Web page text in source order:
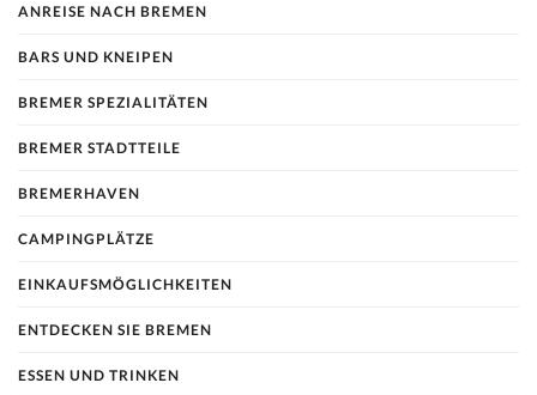
ANREISE NACH BREMEN
BARS UND KNEIPEN
BREMER SPEZIALITÄTEN
BREMER STADTTEILE
BREMERHAVEN
CAMPINGPLÄTZE
EINKAUFSMÖGLICHKEITEN
ENTDECKEN SIE BREMEN
ESSEN UND TRINKEN